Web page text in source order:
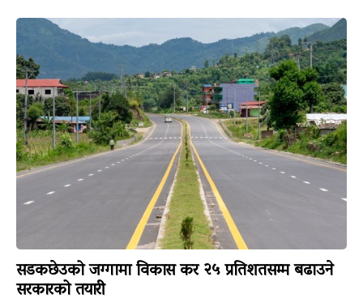
सडकछेउको जग्गामा विकास कर २५ प्रतिशतसम्म बढाउने
सरकारको तयारी